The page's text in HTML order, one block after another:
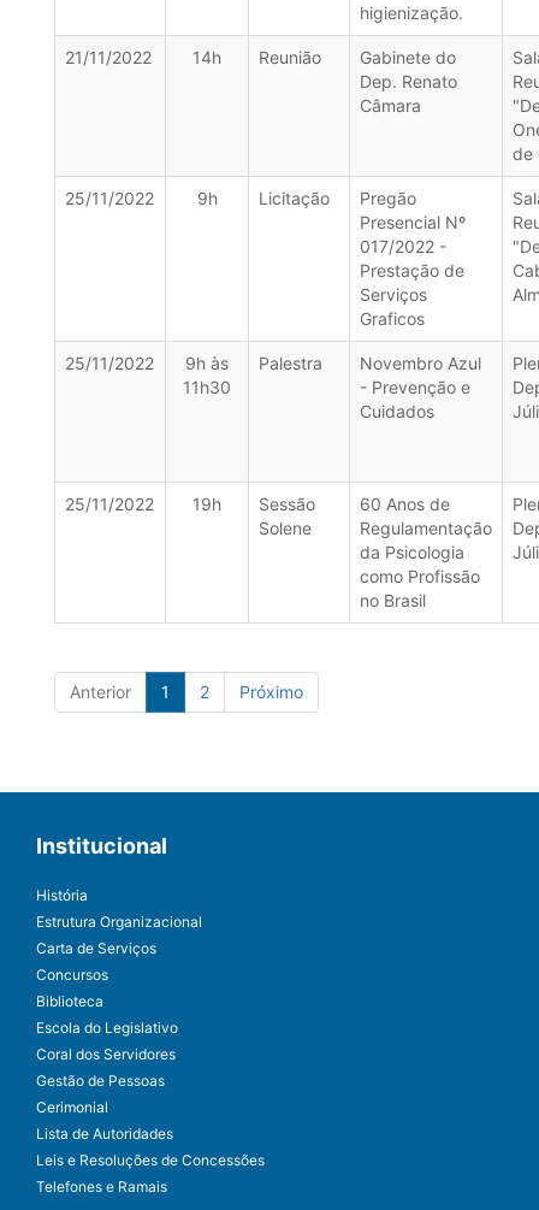
higienização.
21/11/2022 14h Reunião
Gabinete do
Dep. Renato
Câmara
de
25/11/2022 9h Licitação
Pregão
Presencial Nº
017/2022 -
Prestação de
Serviços
Graficos
25/11/2022
9h às
11h30
Palestra
Novembro Azul
- Prevenção e
Cuidados
25/11/2022 19h
Sessão
Solene
60 Anos de
Regulamentação
da Psicologia
como Profissão
no Brasil
Anterior 1 2 Próximo
Institucional
História
Estrutura Organizacional
Carta de Serviços
Concursos
Biblioteca
Escola do Legislativo
Coral dos Servidores
Gestão de Pessoas
Cerimonial
Lista de Autoridades
Leis e Resoluções de Concessões
Telefones e Ramais